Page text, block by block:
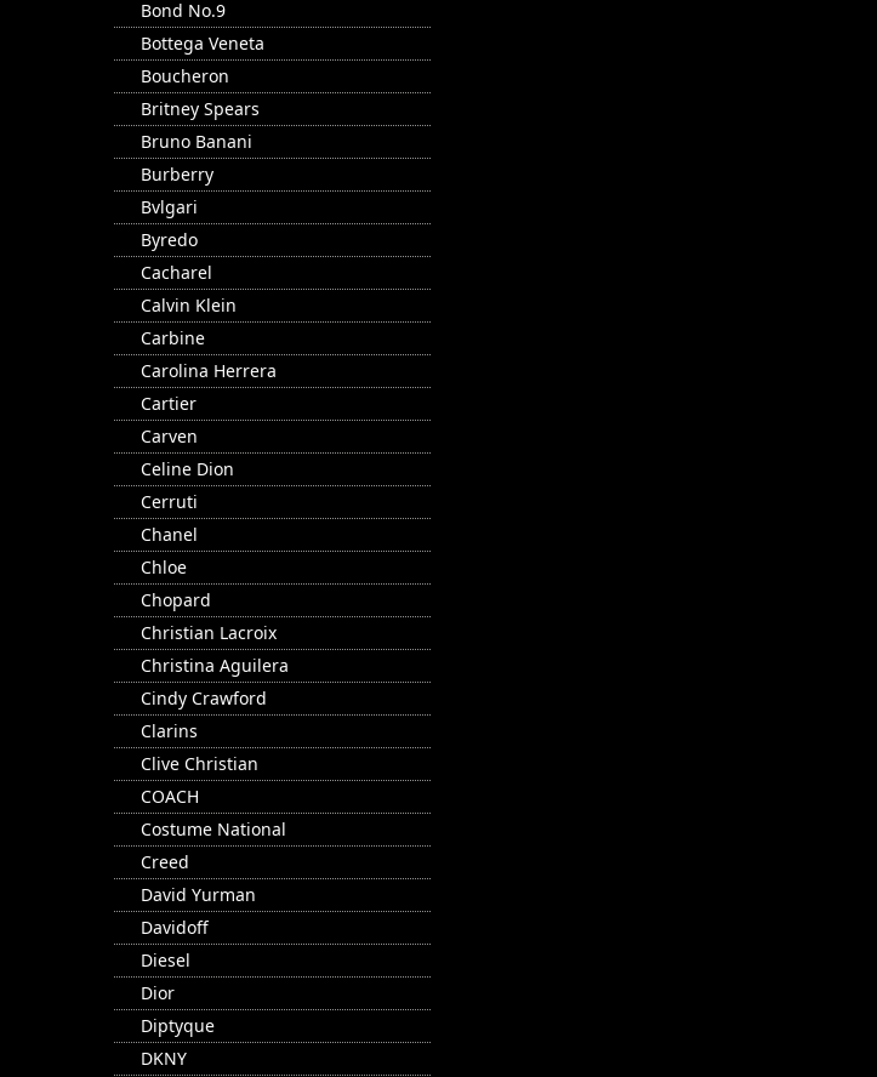
Bond No.9
Bottega Veneta
Boucheron
Britney Spears
Bruno Banani
Burberry
Bvlgari
Byredo
Cacharel
Calvin Klein
Carbine
Carolina Herrera
Cartier
Carven
Celine Dion
Cerruti
Chanel
Chloe
Chopard
Christian Lacroix
Christina Aguilera
Cindy Crawford
Clarins
Clive Christian
COACH
Costume National
Creed
David Yurman
Davidoff
Diesel
Dior
Diptyque
DKNY